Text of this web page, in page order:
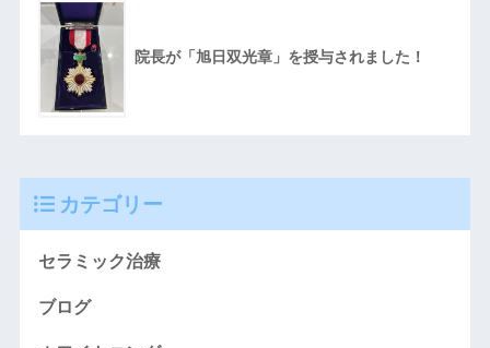
院長が「旭日双光章」を授与されました！
カテゴリー
セラミック治療
ブログ